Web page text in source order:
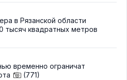
в Рязанской области
тысяч квадратных метров
временно ограничат
(771)